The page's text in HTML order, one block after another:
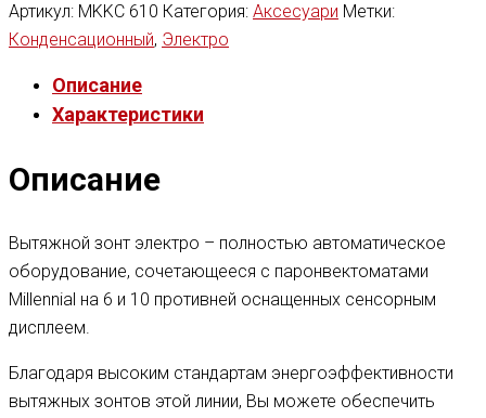
Артикул: MKKC 610 Категория: Аксесуари Метки:
Конденсационный, Электро
Описание
Характеристики
Описание
Вытяжной зонт электро – полностью автоматическое
оборудование, сочетающееся с паронвектоматами
Millennial на 6 и 10 противней оснащенных сенсорным
дисплеем.
Благодаря высоким стандартам энергоэффективности
вытяжных зонтов этой линии, Вы можете обеспечить